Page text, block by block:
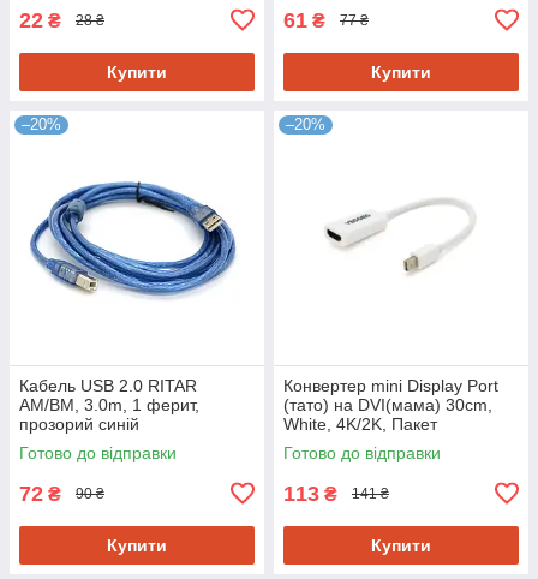
22 ₴ 28 ₴
Купити
61 ₴ 77 ₴
Купити
–20%
Кабель USB 2.0 RITAR
AM/BM, 3.0m, 1 ферит,
прозорий синій
Готово до відправки
72 ₴ 90 ₴
Купити
–20%
Конвертер mini Display Port
(тато) на DVI(мама) 30cm,
White, 4K/2K, Пакет
Готово до відправки
113 ₴ 141 ₴
Купити